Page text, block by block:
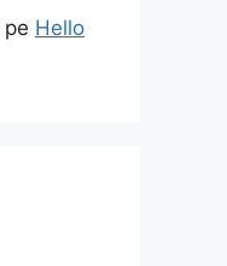
pe Hello